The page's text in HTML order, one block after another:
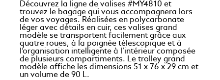
Découvrez la ligne de valises #MY4810 et
trouvez le bagage qui vous accompagnera lors
de vos voyages. Réalisées en polycarbonate
léger avec détails en cuir, ces valises grand
modèle se transportent facilement grâce aux
quatre roues, à la poignée télescopique et à
l’organisation intelligente à l’intérieur composée
de plusieurs compartiments. Le trolley grand
modèle affiche les dimensions 51 x 76 x 29 cm et
un volume de 90 L.